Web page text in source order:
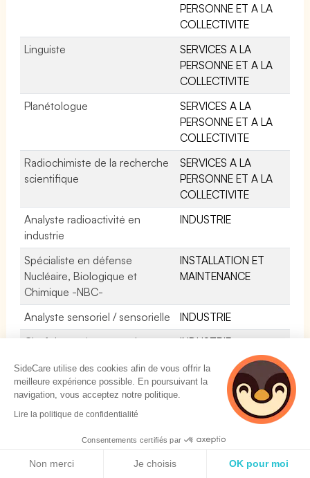
PERSONNE ET A LA
COLLECTIVITE
Linguiste
SERVICES A LA
PERSONNE ET A LA
COLLECTIVITE
Planétologue
SERVICES A LA
PERSONNE ET A LA
COLLECTIVITE
Radiochimiste de la recherche
scientifique
SERVICES A LA
PERSONNE ET A LA
COLLECTIVITE
Analyste radioactivité en
industrie
INDUSTRIE
Spécialiste en défense
Nucléaire, Biologique et
Chimique -NBC-
INSTALLATION ET
MAINTENANCE
Analyste sensoriel / sensorielle
INDUSTRIE
Chef de service contrôle
INDUSTRIE
Historien / Historienne
SERVICES A LA
PERSONNE ET A LA
COLLECTIVITE
Dégustateur / Dégustatrice en
INDUSTRIE
SideCare utilise des cookies afin de vous offrir la
meilleure expérience possible. En poursuivant la
navigation, vous acceptez notre politique.
Lire la politique de confidentialité
Consentements certifiés par
Non merci Je choisis OK pour moi